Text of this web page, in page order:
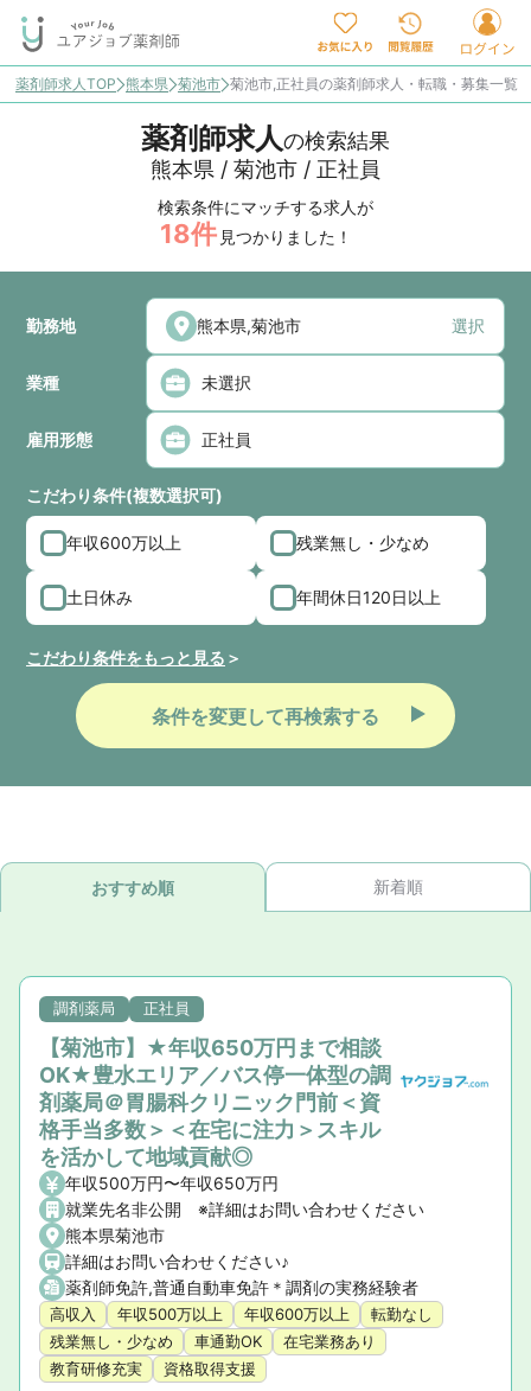
薬剤師求人TOP 熊本県 菊池市 菊池市,正社員の薬剤師求人・転職・募集一覧
薬剤師求人の検索結果
熊本県 / 菊池市 / 正社員
検索条件にマッチする求人が
18件 見つかりました！
勤務地 選択
業種
雇用形態
こだわり条件(複数選択可)
年収600万以上 残業無し・少なめ
土日休み 年間休日120日以上
こだわり条件をもっと見る
条件を変更して再検索する
おすすめ順 新着順
調剤薬局 正社員
【菊池市】★年収650万円まで相談
OK★豊水エリア／バス停一体型の調
剤薬局＠胃腸科クリニック門前＜資
格手当多数＞＜在宅に注力＞スキル
を活かして地域貢献◎
年収500万円〜年収650万円
就業先名非公開 ※詳細はお問い合わせください
熊本県菊池市
詳細はお問い合わせください♪
薬剤師免許,普通自動車免許＊調剤の実務経験者
高収入 年収500万以上 年収600万以上
転勤なし
残業無し・少なめ
車通勤OK
在宅業務あり
教育研修充実
資格取得支援